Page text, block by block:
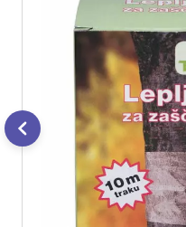
piškotkov. Te informacije
nastavitve, vašo napravo
deluje v skladu z vašimi
ne razkrivajo neposredno
zagotovijo bolj prilagojeno
Nekatere vrste piškotkov
imena kategorij, da si
privzete nastavitve.
na vašo uporabo tega
informacij
Obvezni piškotki